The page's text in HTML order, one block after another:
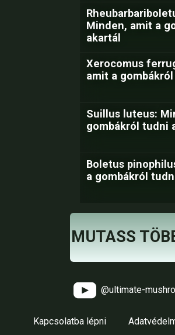
Minden, amit a
akartál
Xerocomus
amit a
Suillus luteus:
gombákról tudni
Boletus
a gombákról
MUTASS
@ultimate-
Kapcsolatba lépni